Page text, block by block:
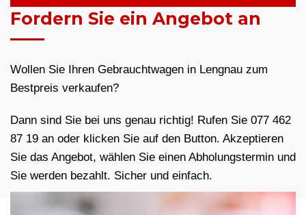
Fordern Sie ein Angebot an
Wollen Sie Ihren Gebrauchtwagen in Lengnau zum
Bestpreis verkaufen?
Dann sind Sie bei uns genau richtig! Rufen Sie 077 462
87 19 an oder klicken Sie auf den Button. Akzeptieren
Sie das Angebot, wählen Sie einen Abholungstermin und
Sie werden bezahlt. Sicher und einfach.